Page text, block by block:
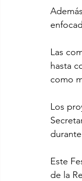
Las
hasta
como
Los
Este
de la